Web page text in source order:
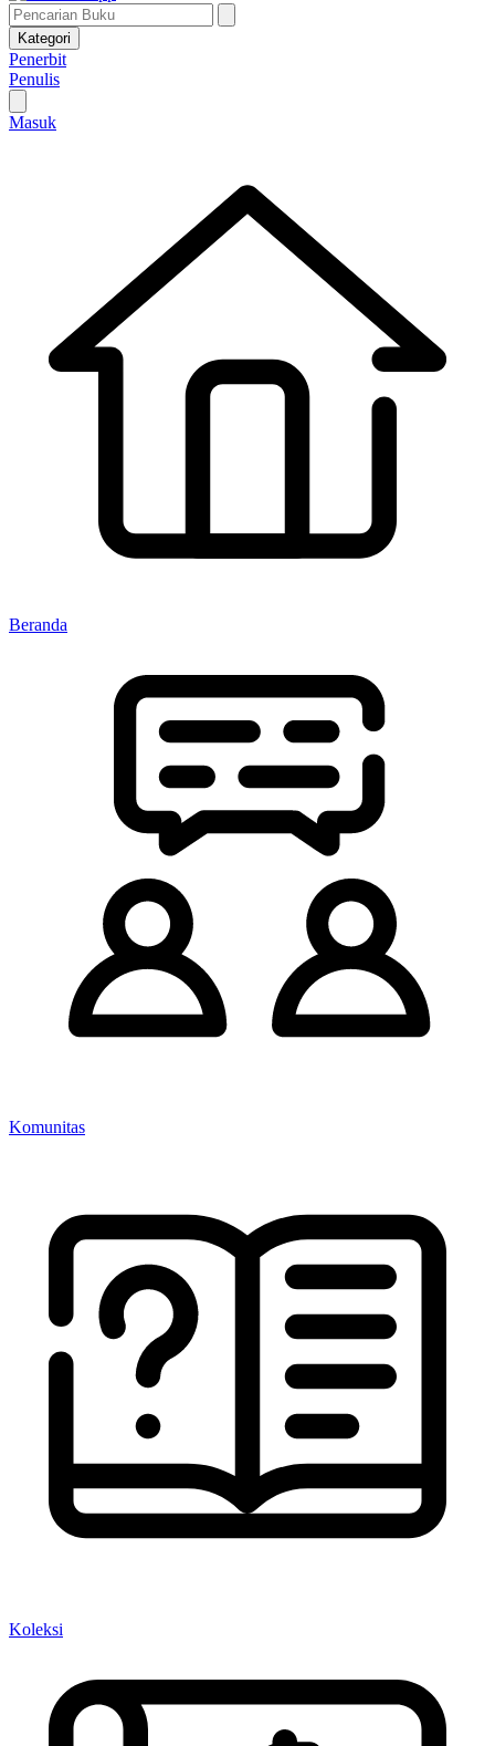
Kategori
Penerbit
Penulis
Masuk
Beranda
Komunitas
Koleksi